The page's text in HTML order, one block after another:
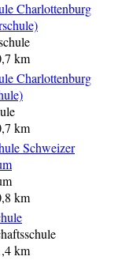
Charlottenburg
km
Charlottenburg
km
Schweizer
km
km